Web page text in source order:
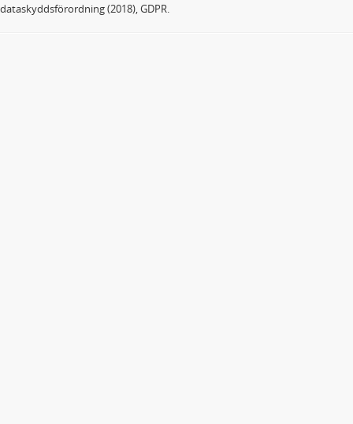
dataskyddsförordning (2018), GDPR.